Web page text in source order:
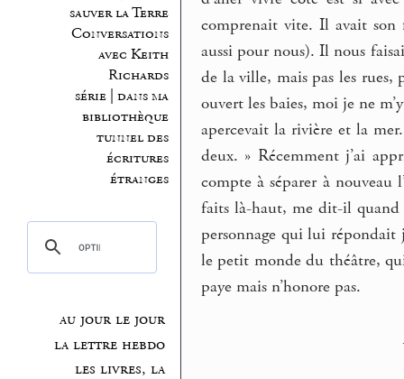
sauver la Terre
Conversations
avec Keith
Richards
série | dans ma
bibliothèque
tunnel des
écritures
étranges
au jour le jour
la lettre hebdo
les livres, la
comprenait vite. Il avait
aussi pour nous). Il nous
de la ville, mais pas les rues,
ouvert les baies, moi je ne
apercevait la rivière et la
deux. » Récemment j’ai
compte à séparer à nouveau
faits là-haut, me dit-il quand
personnage qui lui répondait
le petit monde du théâtre,
paye mais n’honore pas.